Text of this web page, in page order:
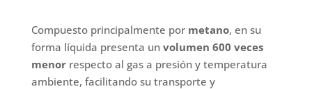
Compuesto principalmente por metano, en su
forma líquida presenta un volumen 600 veces
menor respecto al gas a presión y temperatura
ambiente, facilitando su transporte y